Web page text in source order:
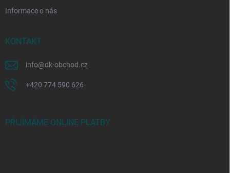
Informace o nás
KONTAKT
info@dk-obchod.cz
+420 774 590 626
PŘIJÍMÁME ONLINE PLATBY